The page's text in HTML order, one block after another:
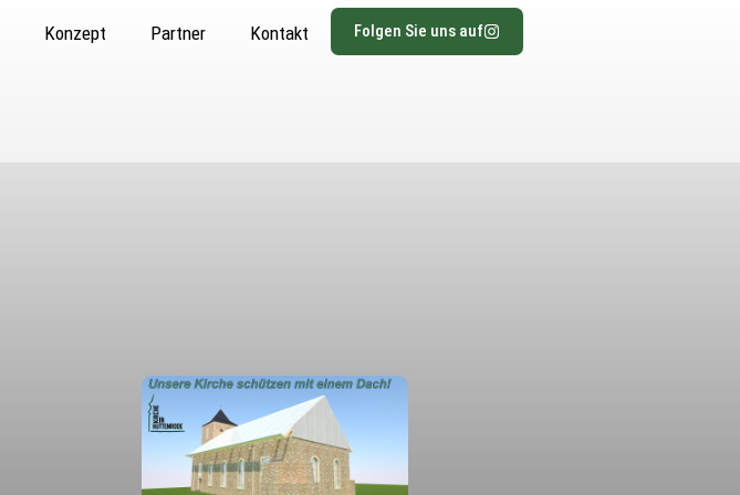
Konzept Partner Kontakt Folgen Sie uns auf